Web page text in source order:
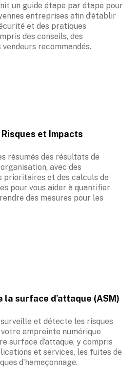
un guide étape par étape pour
entreprises afin d’établir
et des pratiques
des conseils, des
et Impacts
résumés des résultats de
avec des
prioritaires et des calculs de
pour vous aider à quantifier
des mesures pour les
la surface d’attaque (ASM)
et détecte les risques
votre empreinte numérique
surface d’attaque, y compris
et services, les fuites de
d’hameçonnage.